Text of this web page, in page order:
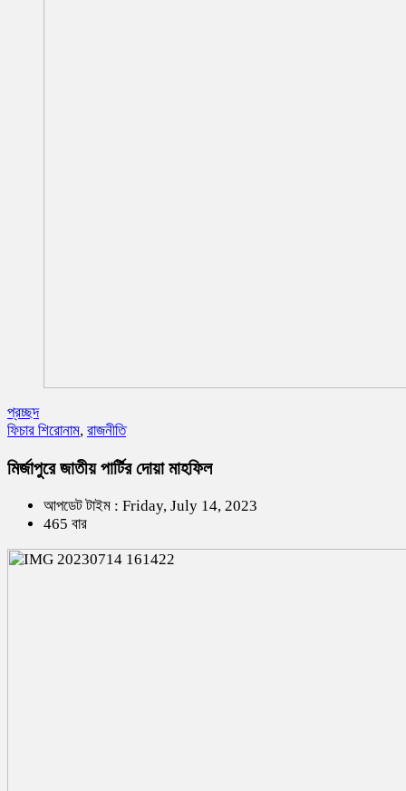
প্রচ্ছদ
ফিচার শিরোনাম, রাজনীতি
মির্জাপুরে জাতীয় পার্টির দোয়া মাহফিল
আপডেট টাইম : Friday, July 14, 2023
465 বার